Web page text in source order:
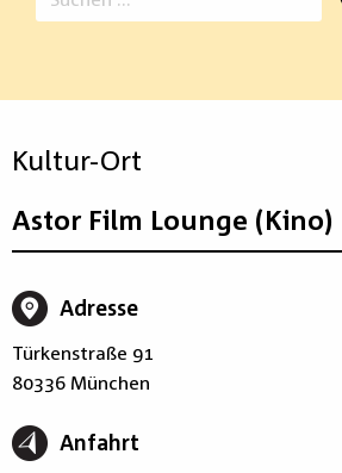
nach:
Kultur-Ort
Astor Film Lounge (Kino)
Adresse
Türkenstraße 91
80336 München
Anfahrt